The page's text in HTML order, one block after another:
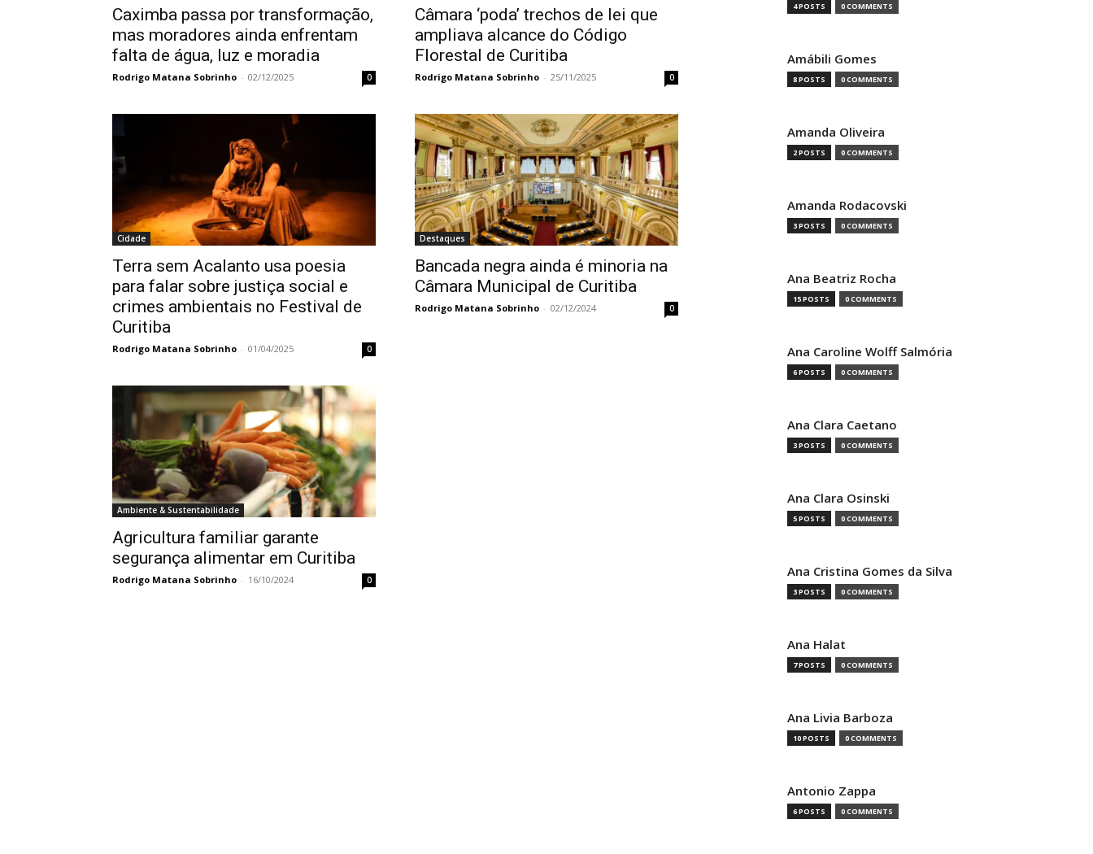
Caximba passa por transformação,
mas moradores ainda enfrentam
falta de água, luz e moradia
Rodrigo Matana Sobrinho - 02/12/2025 0
Câmara ‘poda’ trechos de lei que
ampliava alcance do Código
Florestal de Curitiba
Rodrigo Matana Sobrinho - 25/11/2025 0
Cidade
Terra sem Acalanto usa poesia
para falar sobre justiça social e
crimes ambientais no Festival de
Curitiba
Rodrigo Matana Sobrinho - 01/04/2025 0
Destaques
Bancada negra ainda é minoria na
Câmara Municipal de Curitiba
Rodrigo Matana Sobrinho - 02/12/2024 0
Ambiente & Sustentabilidade
Agricultura familiar garante
segurança alimentar em Curitiba
Rodrigo Matana Sobrinho - 16/10/2024 0
4 POSTS 0 COMMENTS
Amábili Gomes
8 POSTS 0 COMMENTS
Amanda Oliveira
2 POSTS 0 COMMENTS
Amanda Rodacovski
3 POSTS 0 COMMENTS
Ana Beatriz Rocha
15 POSTS 0 COMMENTS
Ana Caroline Wolff Salmória
6 POSTS 0 COMMENTS
Ana Clara Caetano
3 POSTS 0 COMMENTS
Ana Clara Osinski
5 POSTS 0 COMMENTS
Ana Cristina Gomes da Silva
3 POSTS 0 COMMENTS
Ana Halat
7 POSTS 0 COMMENTS
Ana Livia Barboza
10 POSTS 0 COMMENTS
Antonio Zappa
6 POSTS 0 COMMENTS